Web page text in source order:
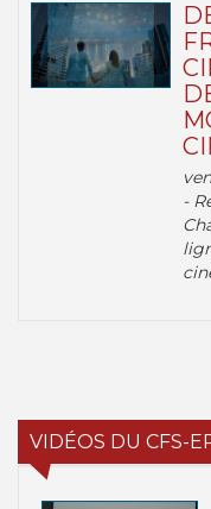
-
VIDÉOS DU CFS-